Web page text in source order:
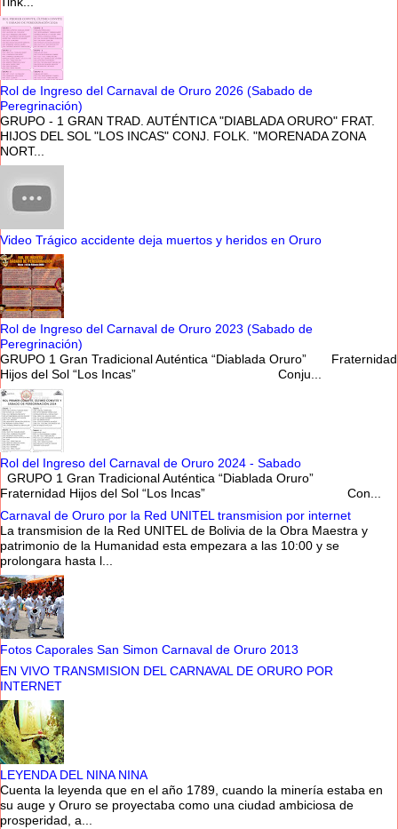
Rol de Ingreso del Carnaval de Oruro 2026 (Sabado de
Peregrinación)
GRUPO - 1 GRAN TRAD. AUTÉNTICA "DIABLADA ORURO" FRAT.
HIJOS DEL SOL "LOS INCAS" CONJ. FOLK. "MORENADA ZONA
NORT...
Video Trágico accidente deja muertos y heridos en Oruro
Rol de Ingreso del Carnaval de Oruro 2023 (Sabado de
Peregrinación)
GRUPO 1 Gran Tradicional Auténtica “Diablada Oruro” Fraternidad
Hijos del Sol “Los Incas” Conju...
Rol del Ingreso del Carnaval de Oruro 2024 - Sabado
GRUPO 1 Gran Tradicional Auténtica “Diablada Oruro”
Fraternidad Hijos del Sol “Los Incas” Con...
Carnaval de Oruro por la Red UNITEL transmision por internet
La transmision de la Red UNITEL de Bolivia de la Obra Maestra y
patrimonio de la Humanidad esta empezara a las 10:00 y se
prolongara hasta l...
Fotos Caporales San Simon Carnaval de Oruro 2013
EN VIVO TRANSMISION DEL CARNAVAL DE ORURO POR
INTERNET
LEYENDA DEL NINA NINA
Cuenta la leyenda que en el año 1789, cuando la minería estaba en
su auge y Oruro se proyectaba como una ciudad ambiciosa de
prosperidad, a...